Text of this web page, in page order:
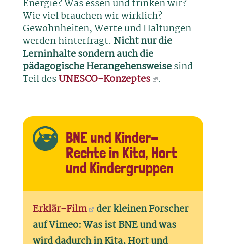
Energie? Was essen und trinken wir?
Wie viel brauchen wir wirklich?
Gewohnheiten, Werte und Haltungen
werden hinterfragt. Nicht nur die
Lerninhalte sondern auch die
pädagogische Herangehensweisesind
Teil desUNESCO-Konzeptes .
BNE und Kinder-
Rechte in Kita, Hort
und Kindergruppen
Erklär-Film
der kleinen Forscher
auf Vimeo: Was ist BNE und was